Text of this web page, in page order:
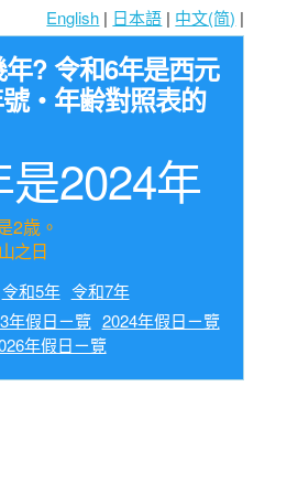
English | 日本語 | 中文(简) |
? 令和6年是西元
・年齢對照表的
2024年
2歳。
之日
令和5年 令和7年
年假日ㄧ覽 2024年假日ㄧ覽
年假日ㄧ覽